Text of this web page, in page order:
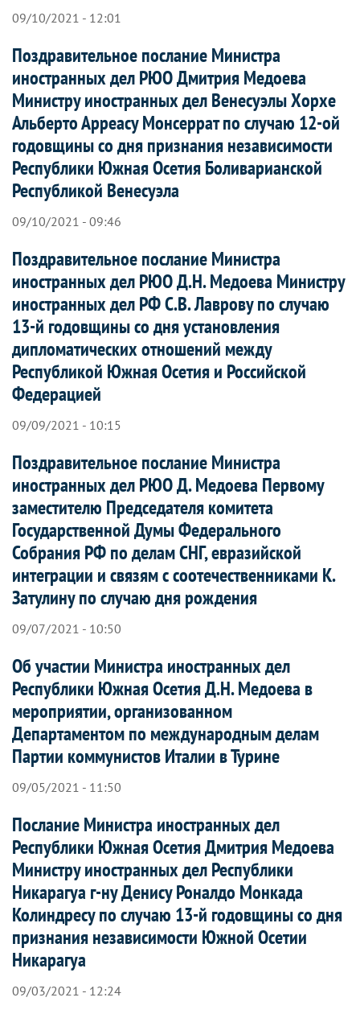
09/10/2021 - 12:01
Поздравительное послание Министра
иностранных дел РЮО Дмитрия Медоева
Министру иностранных дел Венесуэлы Хорхе
Альберто Арреасу Монсеррат по случаю 12-ой
годовщины со дня признания независимости
Республики Южная Осетия Боливарианской
Республикой Венесуэла
09/10/2021 - 09:46
Поздравительное послание Министра
иностранных дел РЮО Д.Н. Медоева Министру
иностранных дел РФ С.В. Лаврову по случаю
13-й годовщины со дня установления
дипломатических отношений между
Республикой Южная Осетия и Российской
Федерацией
09/09/2021 - 10:15
Поздравительное послание Министра
иностранных дел РЮО Д. Медоева Первому
заместителю Председателя комитета
Государственной Думы Федерального
Собрания РФ по делам СНГ, евразийской
интеграции и связям с соотечественниками К.
Затулину по случаю дня рождения
09/07/2021 - 10:50
Об участии Министра иностранных дел
Республики Южная Осетия Д.Н. Медоева в
мероприятии, организованном
Департаментом по международным делам
Партии коммунистов Италии в Турине
09/05/2021 - 11:50
Послание Министра иностранных дел
Республики Южная Осетия Дмитрия Медоева
Министру иностранных дел Республики
Никарагуа г-ну Денису Роналдо Монкада
Колиндресу по случаю 13-й годовщины со дня
признания независимости Южной Осетии
Никарагуа
09/03/2021 - 12:24